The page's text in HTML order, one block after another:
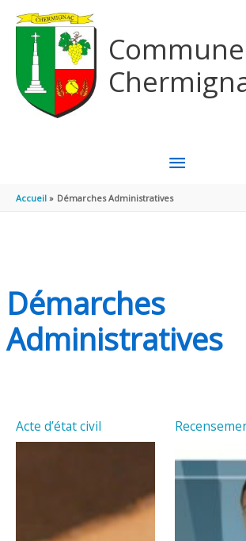
MENU
PRINCIPAL
Accueil Démarches Administratives
Démarches
Administratives
Acte d’état civil